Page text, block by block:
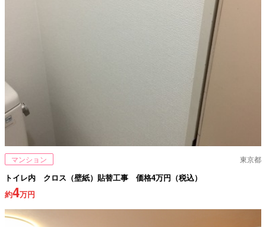
マンション 東京都
トイレ内 クロス（壁紙）貼替工事 価格4万円（税込）
約4万円